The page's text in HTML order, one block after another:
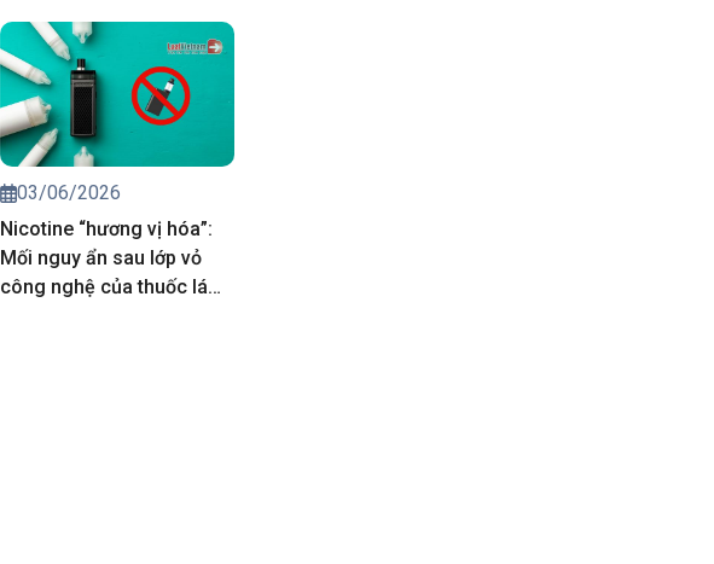
từ thực tiễn cơ sở
03/06/2026
Nicotine “hương vị hóa”:
Mối nguy ẩn sau lớp vỏ
công nghệ của thuốc lá